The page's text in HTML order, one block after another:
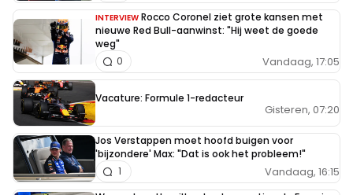
INTERVIEW Rocco Coronel ziet grote kansen met
nieuwe Red Bull-aanwinst: "Hij weet de goede
weg"
Vandaag, 17:05
0
Vacature: Formule 1-redacteur
Gisteren, 07:20
Jos Verstappen moet hoofd buigen voor
'bijzondere' Max: "Dat is ook het probleem!"
Vandaag, 16:15
1